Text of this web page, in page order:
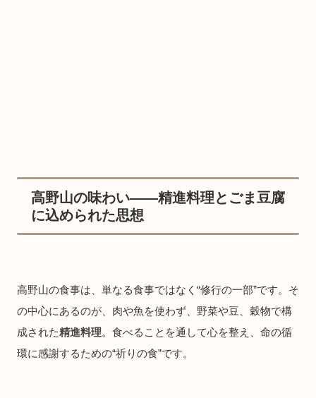
高野山の味わい——精進料理とごま豆腐
に込められた思想
高野山の食事は、単なる食事ではなく“修行の一部”です。そ
の中心にあるのが、肉や魚を使わず、野菜や豆、穀物で構
成された精進料理。食べることを通して心を整え、命の循
環に感謝するための“祈りの食”です。